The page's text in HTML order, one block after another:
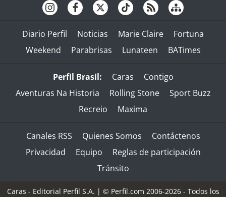
Diario Perfil Noticias Marie Claire
Fortuna
Weekend
Parabrisas Lunateen BATimes
Perfil Brasil: Caras
Contigo
Aventuras Na Historia
Rolling Stone
Sport Buzz
Recreio
Maxima
Canales RSS Quienes Somos
Contáctenos
Privacidad
Equipo
Reglas de participación
Tránsito
Caras - Editorial Perfil S.A. | © Perfil.com 2006-2026 - Todos los